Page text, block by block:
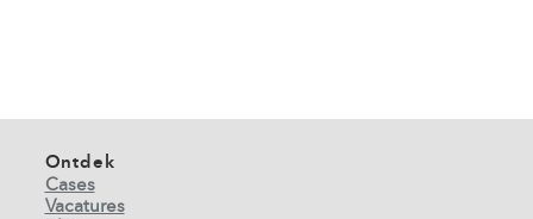
Ontdek
Cases
Vacatures